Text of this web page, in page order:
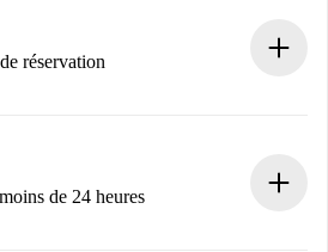
de toutes les informations
réservation
rien tant que le propriétaire
de 24 heures